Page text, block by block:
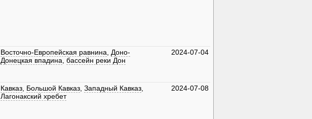
Восточно-Европейская равнина
Доно-
Донецкая впадина бассейн реки Дон
2024-07-04
Кавказ Большой Кавказ Западный Кавказ
Лагонакский хребет
2024-07-08